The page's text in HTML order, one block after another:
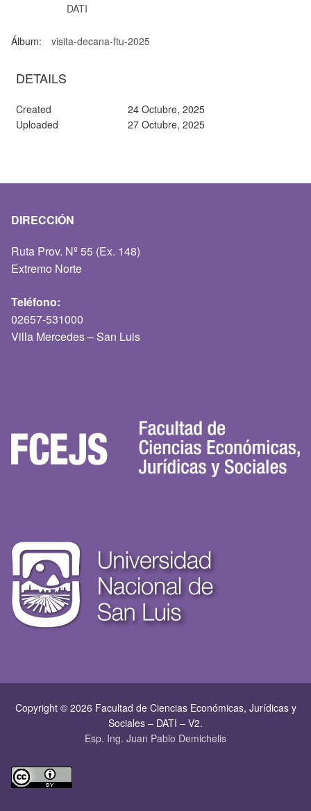
DATI
Álbum: visita-decana-ftu-2025
DETAILS
Created
24 Octubre, 2025
Uploaded
27 Octubre, 2025
DIRECCIÓN
Ruta Prov. Nº 55 (Ex. 148)
Extremo Norte
Teléfono:
02657-531000
Villa Mercedes – San Luis
Copyright © 2026 Facultad de Ciencias Económicas, Jurí­dicas y
Sociales – DATI – V2.
Esp. Ing. Juan Pablo Demichelis